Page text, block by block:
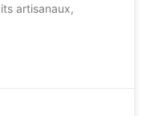
artisanaux,